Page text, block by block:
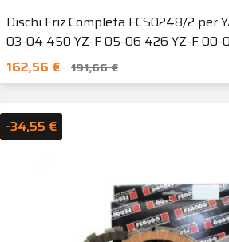
Dischi Friz.Completa FCS0248/2 per
03-04 450 YZ-F 05-06 426 YZ-F 00-
162,56 €
191,66 €
-34,55 €